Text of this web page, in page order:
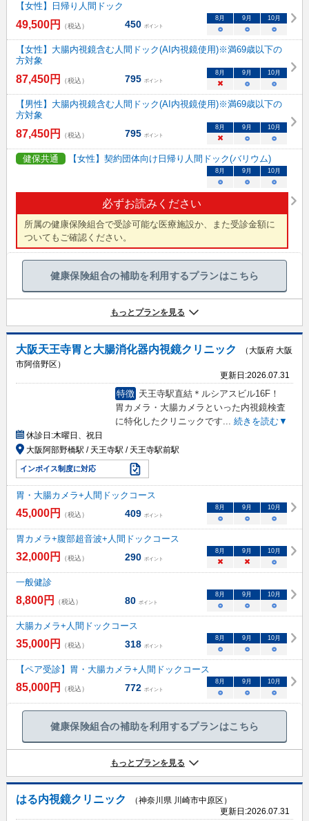
【女性】日帰り人間ドック
49,500円 （税込） 450 ポイント
8月 9月 10月
○ ○ ○
【女性】大腸内視鏡含む人間ドック(AI内視鏡使用)※満69歳以下の
方対象
87,450円 （税込） 795 ポイント
8月 9月 10月
× ○ ○
【男性】大腸内視鏡含む人間ドック(AI内視鏡使用)※満69歳以下の
方対象
87,450円 （税込） 795 ポイント
8月 9月 10月
× ○ ○
健保共通 【女性】契約団体向け日帰り人間ドック(バリウム)
必ずお読みください
所属の健康保険組合で受診可能な医療施設か、また受診金額に
ついてもご確認ください。
8月 9月 10月
○ ○ ○
健康保険組合の補助を利用するプランはこちら
もっとプランを見る
大阪天王寺胃と大腸消化器内視鏡クリニック
（大阪府 大阪
市阿倍野区）
更新日:2026.07.31
特徴 天王寺駅直結＊ルシアスビル16F！
胃カメラ・大腸カメラといった内視鏡検査
に特化したクリニックです
続きを読む▼
休診日:木曜日、祝日
大阪阿部野橋駅 / 天王寺駅 / 天王寺駅前駅
インボイス制度に対応
胃・大腸カメラ+人間ドックコース
45,000円 （税込） 409 ポイント
8 月 9 月 10月
○ ○ ○
胃カメラ+腹部超音波+人間ドックコース
32,000円 （税込） 290 ポイント
8 月 9 月 10月
× × ○
一般健診
8,800円 （税込） 80 ポイント
8 月 9 月 10月
○ ○ ○
大腸カメラ+人間ドックコース
35,000円 （税込） 318 ポイント
8 月 9 月 10月
○ ○ ○
【ペア受診】胃・大腸カメラ+人間ドックコース
85,000円 （税込） 772 ポイント
8 月 9 月 10月
○ ○ ○
健康保険組合の補助を利用するプランはこちら
もっとプランを見る
はる内視鏡クリニック
（神奈川県 川崎市中原区）
更新日:2026.07.31